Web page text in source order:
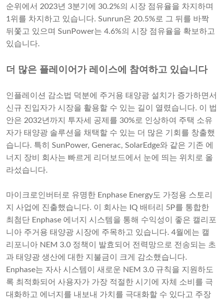
순위에서 2023년 3분기에 30.2%의 시장 점유율을 차지하며
1위를 차지하고 있습니다. Sunrun은 20.5%로 그 뒤를 바짝
뒤쫓고 있으며 SunPower는 4.6%의 시장 점유율을 확보하고
있습니다.
더 많은 플레이어가 레이스에 참여하고 있습니다
인플레이션 감소법 덕분에 주거용 태양광 설치가 증가하면서
신규 진입자가 시장을 활용할 수 있는 길이 열렸습니다. 이 법
안은 2032년까지 투자세 공제를 30%로 인상하여 주택 소유
자가 태양광 솔루션을 채택할 수 있는 더 많은 기회를 창출했
습니다. 특히 SunPower, Generac, SolarEdge와 같은 기존 에
너지 장비 회사는 빠르게 리더보드에서 눈에 띄는 위치로 올
라섰습니다.
마이크로인버터로 유명한 Enphase Energy도 가정용 스토리
지 사업에 진출했습니다. 이 회사는 IQ 배터리 5P를 통합한
최첨단 Enphase 에너지 시스템을 통해 수익성이 좋은 캘리포
니아 주거용 태양광 시장에 주목하고 있습니다. 4월에는 캘
리포니아 NEM 3.0 정책이 발효되어 전력망으로 전송되는 초
과 태양광 생산에 대한 지불금이 크게 감소했습니다.
Enphase는 자사 시스템이 새로운 NEM 3.0 규칙을 지원하도
록 최적화되어 사용자가 가장 적절한 시기에 자체 소비를 극
대화하고 에너지를 내보내 가치를 극대화할 수 있다고 주장